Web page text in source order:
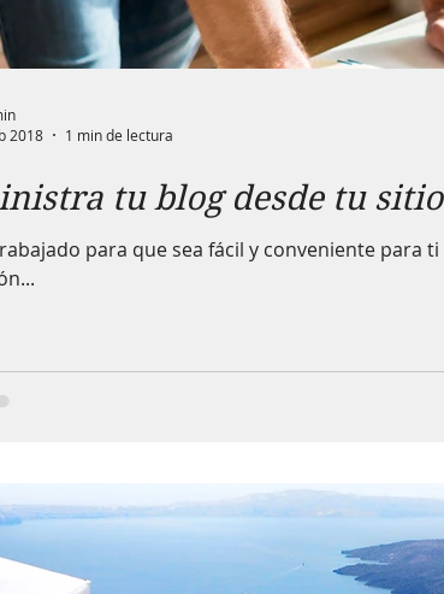
tu blog desde tu
para que sea fácil y conveniente para
2018
1 min de lectura